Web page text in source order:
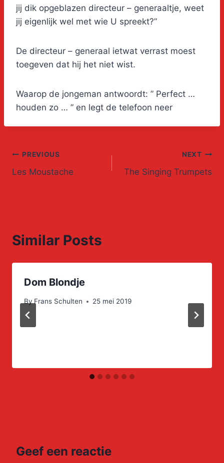
jij dik opgeblazen directeur – generaaltje, weet
jij eigenlijk wel met wie U spreekt?”
De directeur – generaal ietwat verrast moest
toegeven dat hij het niet wist.
Waarop de jongeman antwoordt: ” Perfect …
houden zo … ” en legt de telefoon neer
Post
navigation
PREVIOUS
Les Moustache
NEXT
The Singing Trumpets
Similar Posts
Dom Blondje
ByFrans Schulten 25 mei 2019
Geef een reactie